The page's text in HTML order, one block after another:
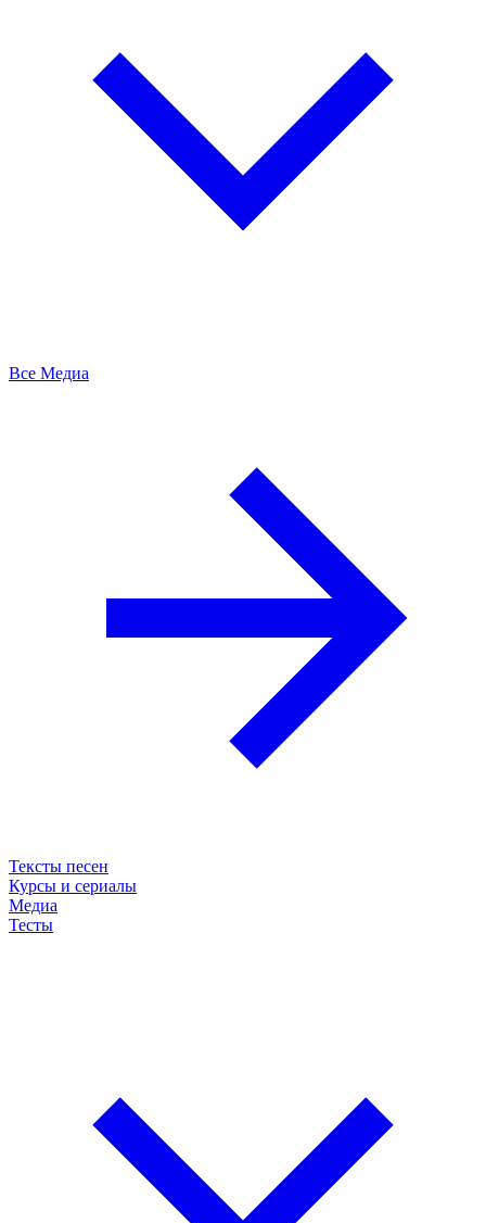
Все Медиа
Тексты песен
Курсы и сериалы
Медиа
Тесты